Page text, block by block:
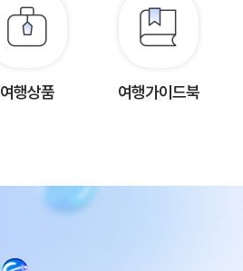
여행상품 여행가이드북